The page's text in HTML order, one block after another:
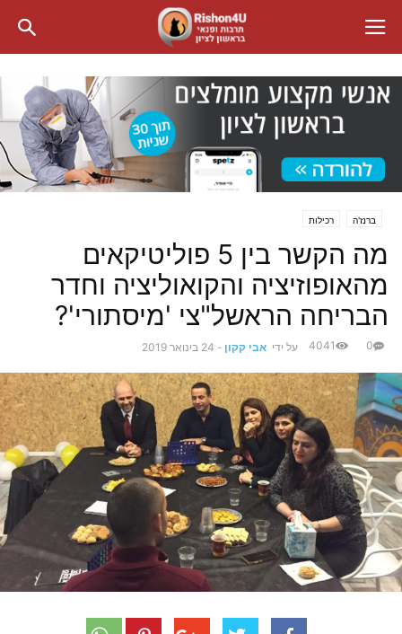
ברנז'ה רכילות
מה הקשר בין 5 פוליטיקאים
מהאופוזיציה והקואוליציה וחדר
הבריחה הראשל"צי 'מיסתורי'?
על ידי אבי קקון - 24 בינואר 2019 0
4041